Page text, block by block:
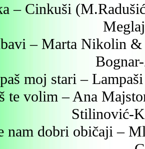
– Cinkuši
– Marta Nikolin
moj stari –
te volim – Ana
Stilinović-
nam dobri običaji –